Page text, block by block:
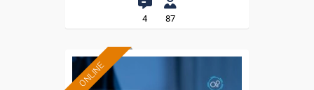
4 87
ONLINE